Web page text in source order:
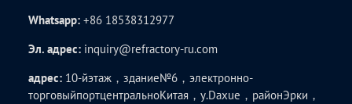
Whatsapp:+86 18538312977
Эл. адрес: inquiry@refractory-ru.com
адрес: 10-йэтаж，здание№6，электронно-
торговыйпортцентральноКитая，у.Daxue，районЭрки，